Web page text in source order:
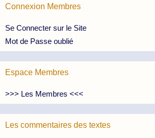
Connexion Membres
Se Connecter sur le Site
Mot de Passe oublié
Espace Membres
>>> Les Membres <<<
Les commentaires des textes